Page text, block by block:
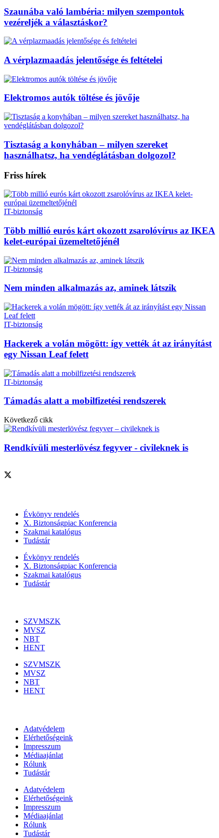
Szaunába való lambéria: milyen szempontok
vezéreljék a választáskor?
A vérplazmaadás jelentősége és feltételei
Elektromos autók töltése és jövője
Tisztaság a konyhában – milyen szereket
használhatsz, ha vendéglátásban dolgozol?
Friss hírek
IT-biztonság
Több millió eurós kárt okozott zsarolóvírus az IKEA
kelet-európai üzemeltetőjénél
IT-biztonság
Nem minden alkalmazás az, aminek látszik
IT-biztonság
Hackerek a volán mögött: így vették át az irányítást
egy Nissan Leaf felett
IT-biztonság
Támadás alatt a mobilfizetési rendszerek
Következő cikk
Rendkívüli mesterlövész fegyver - civileknek is
Évkönyv rendelés
X. Biztonságpiac Konferencia
Szakmai katalógus
Tudástár
Évkönyv rendelés
X. Biztonságpiac Konferencia
Szakmai katalógus
Tudástár
SZVMSZK
MVSZ
NBT
HENT
SZVMSZK
MVSZ
NBT
HENT
Adatvédelem
Elérhetőségeink
Impresszum
Médiaajánlat
Rólunk
Tudástár
Adatvédelem
Elérhetőségeink
Impresszum
Médiaajánlat
Rólunk
Tudástár